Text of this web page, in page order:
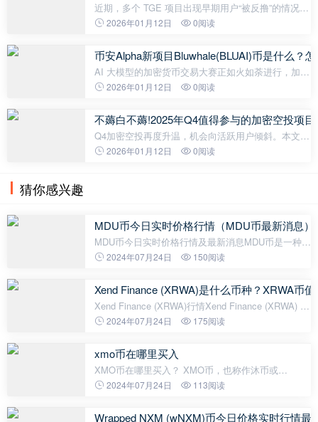
近期，多个 TGE 项目出现早期用户“被反撸”的情况，
参与币安 Alpha 赚代币空投的方式越来越被“撸毛
操策
2026年01月12日 0阅读
币安Alpha新项目Bluwhale(BLUAI)币是什么？
AI 大模型的加密货币交易大赛正如火如荼进行，加密
市场的目光再次转向AI 与Web3 的融合，正值一个名
告，Bluwhale 原生代币BLUAI 将
2026年01月12日 0阅读
不薅白不薅!2025年Q4值得参与的加密空投项
Q4加密空投再度升温，机会向活跃用户倾斜。本文梳
理Rainbow、Monad、Base等热门项目，解析参与路
2026年01月12日 0阅读
猜你感兴趣
MDU币今日实时价格行情（MDU币最新消息）
MDU币今日实时价格行情及最新消息MDU币是一种基
于区块链技术的加密货币，是全球首个专注于医疗行
医疗行业的效率，并为患者和医
2024年07月24日 150阅读
Xend Finance (XRWA)是什么币种？XRWA币
Xend Finance (XRWA)行情Xend Finance (XRWA) 最
新的价格是 $0.418，24 小时的交易量是$6,992,745.
Finance的流通量为：1.45亿
2024年07月24日 175阅读
xmo币在哪里买入
XMO币在哪里买入？ XMO币，也称作沐币或
Martkist，在区块链世界中拥有不俗的地位。它是由
比，XMO币的交易速度更快、更加匿名化，交易
2024年07月24日 113阅读
Wrapped NXM (wNXM)币今日价格实时行情最